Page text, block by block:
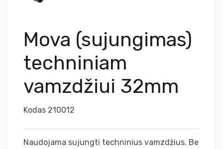
Mova (sujungimas)
techniniam
vamzdžiui 32mm
Kodas 210012
Naudojama sujungti techninius vamzdžius. Be